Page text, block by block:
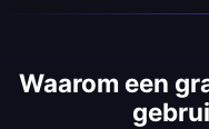
Waarom een